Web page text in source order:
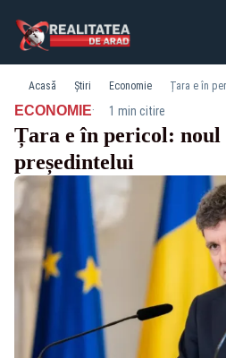
Acasă Știri Economie
ECONOMIE· 1 min citire
Țara e în pericol: noul
președintelui